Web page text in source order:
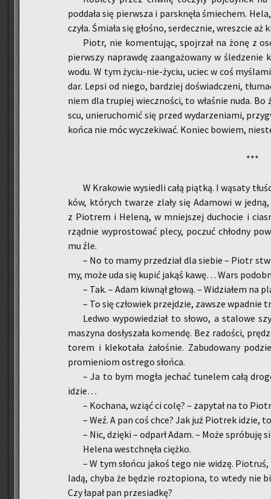
pod­da­ła się pierw­sza i par­sk­nę­ła śmie­chem.
czy­ła. Śmia­ła się gło­śno, ser­decz­nie, wresz­cie aż
Piotr, nie ko­men­tu­jąc, spoj­rzał na żonę z
pierw­szy na­praw­dę za­an­ga­żo­wa­ny w śle­dze­nie
wo­du. W tym ży­ciu-nie-ży­ciu, uciec w coś
dar. Lepsi od niego, bar­dziej do­świad­cze­ni,
niem dla tru­piej wiecz­no­ści, to wła­śnie nuda.
scu, unie­ru­cho­mić się przed wy­da­rze­nia­mi,
końca nie móc wy­cze­ki­wać. Ko­niec bo­wiem,
***
W Kra­ko­wie wy­sie­dli całą piąt­ką. I wą­sa­ty
ków, któ­rych twa­rze zlały się Ada­mo­wi w
z Pio­trem i He­le­ną, w mniej­szej du­cho­cie i
rząd­nie wy­pro­sto­wać plecy, po­czuć chłod­ny
mu źle.
– No to mamy prze­dział dla sie­bie – Piotr
my, może uda się kupić jakąś kawę… Wars
– Tak. – Adam kiw­nął głową. – Wi­dzia­łem na
– To się czło­wiek przej­dzie, za­wsze wpad­nie
Ledwo wy­po­wie­dział to słowo, a sta­lo­we
ma­szy­na do­sły­sza­ła ko­men­dę. Bez ra­do­ści,
torem i kle­ko­ta­ła ża­ło­śnie. Za­bu­do­wa­ny
pro­mie­niom ostre­go słoń­ca.
– Ja to bym mogła je­chać tu­ne­lem całą
idzie…
– Ko­cha­na, wziąć ci colę? – za­py­tał na to
– Weź. A pan coś chce? Jak już Pio­trek idzie,
– Nic, dzię­ki – od­parł Adam. – Może spró­bu­ję
He­le­na wes­tchnę­ła cięż­ko.
– W tym słoń­cu jakoś tego nie widzę.
la­dą, chyba że bę­dzie roz­to­pio­na, to wtedy nie
Czy łapał pan prze­siad­kę?